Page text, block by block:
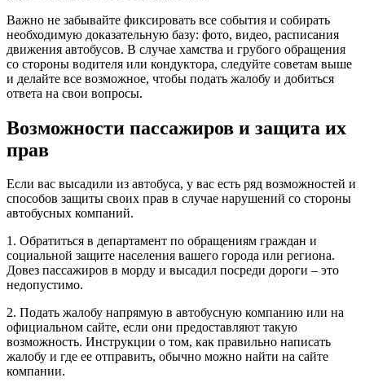
Важно не забывайте фиксировать все события и собирать
необходимую доказательную базу: фото, видео, расписания
движения автобусов. В случае хамства и грубого обращения
со стороны водителя или кондуктора, следуйте советам выше
и делайте все возможное, чтобы подать жалобу и добиться
ответа на свои вопросы.
Возможности пассажиров и защита их
прав
Если вас высадили из автобуса, у вас есть ряд возможностей и
способов защиты своих прав в случае нарушений со стороны
автобусных компаний.
1. Обратиться в департамент по обращениям граждан и
социальной защите населения вашего города или региона.
Довез пассажиров в морду и высадил посреди дороги – это
недопустимо.
2. Подать жалобу напрямую в автобусную компанию или на
официальном сайте, если они предоставляют такую
возможность. Инструкции о том, как правильно написать
жалобу и где ее отправить, обычно можно найти на сайте
компании.